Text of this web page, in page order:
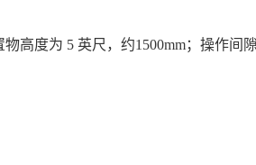
高度为 5 英尺，约1500mm；操作间